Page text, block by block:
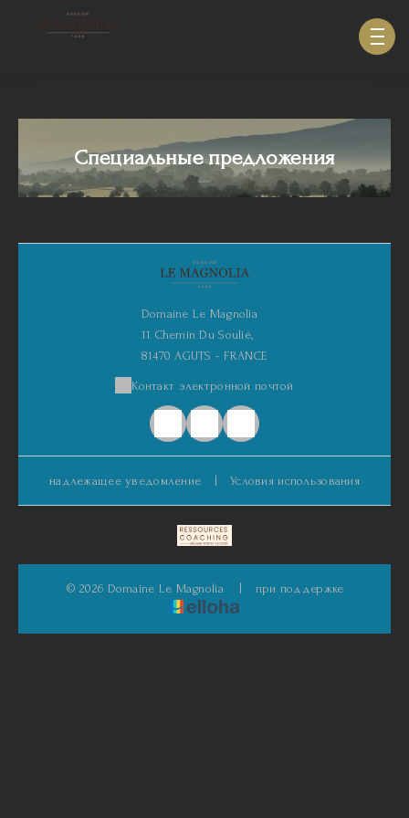
Специальные предложения
Domaine Le Magnolia
11 Chemin Du Soulié,
81470 AGUTS - FRANCE
Контакт электронной почтой
надлежащее уведомление | Условия использования
© 2026 Domaine Le Magnolia | при поддержке